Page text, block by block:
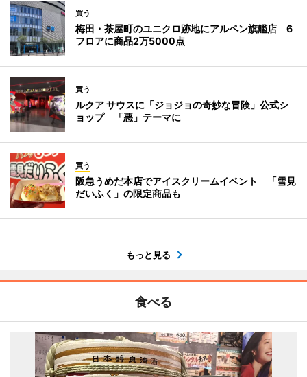
買う
梅田・茶屋町のユニクロ跡地にアルペン旗艦店 6
フロアに商品2万5000点
買う
ルクア サウスに「ジョジョの奇妙な冒険」公式シ
ョップ 「悪」テーマに
買う
阪急うめだ本店でアイスクリームイベント 「雪見
だいふく」の限定商品も
もっと見る
食べる